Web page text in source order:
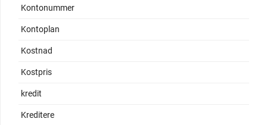
Kontonummer
Kontoplan
Kostnad
Kostpris
kredit
Kreditere